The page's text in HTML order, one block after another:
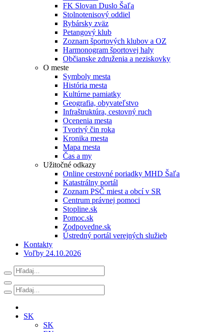
FK Slovan Duslo Šaľa
Stolnotenisový oddiel
Rybársky zväz
Petangový klub
Zoznam športových klubov a OZ
Harmonogram športovej haly
Občianske združenia a neziskovky
O meste
Symboly mesta
História mesta
Kultúrne pamiatky
Geografia, obyvateľstvo
Infraštruktúra, cestovný ruch
Ocenenia mesta
Tvorivý čin roka
Kronika mesta
Mapa mesta
Čas a my
Užitočné odkazy
Online cestovné poriadky MHD Šaľa
Katastrálny portál
Zoznam PSČ miest a obcí v SR
Centrum právnej pomoci
Stopline.sk
Pomoc.sk
Zodpovedne.sk
Ústredný portál verejných služieb
Kontakty
Voľby 24.10.2026
SK
SK